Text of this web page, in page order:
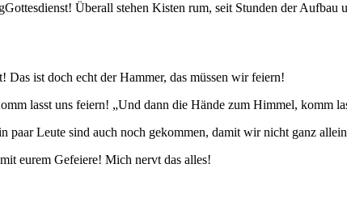
Überall stehen Kisten rum, seit Stunden der
Das ist doch echt der Hammer, das müssen wir feiern!
lasst uns feiern! „Und dann die Hände zum Himmel, komm
paar Leute sind auch noch gekommen, damit wir nicht ganz
eurem Gefeiere! Mich nervt das alles!